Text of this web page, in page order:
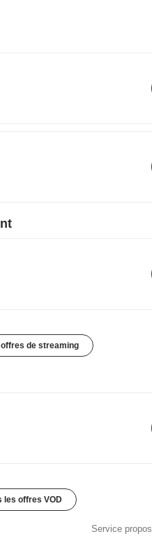
de streaming
les offres VOD
Service